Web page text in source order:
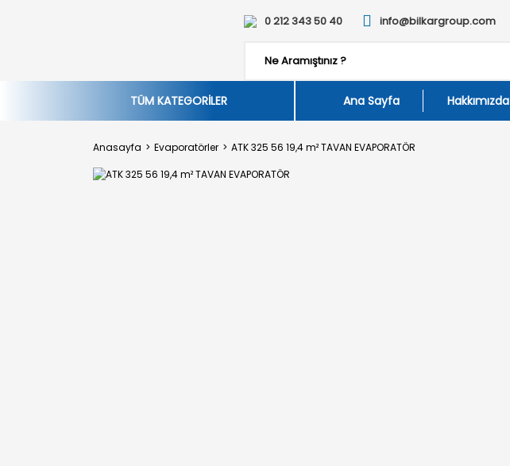
0 212 343 50 40 info@bilkargroup.com
TÜM KATEGORİLER Ana Sayfa Hakkımızda
Anasayfa Evaporatörler ATK 325 56 19,4 m² TAVAN EVAPORATÖR